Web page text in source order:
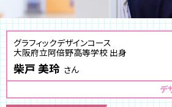
グラフィックデザインコース
大阪府立阿倍野高等学校 出身
柴戸 美玲 さん
デ